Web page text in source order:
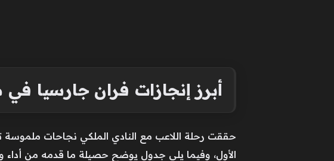
أبرز إنجازات فران جارسيا في
حققت رحلة اللاعب مع النادي الملكي نجاحات ملموسة
الأول، وفيما يلي جدول يوضح حصيلة ما قدمه من أداء